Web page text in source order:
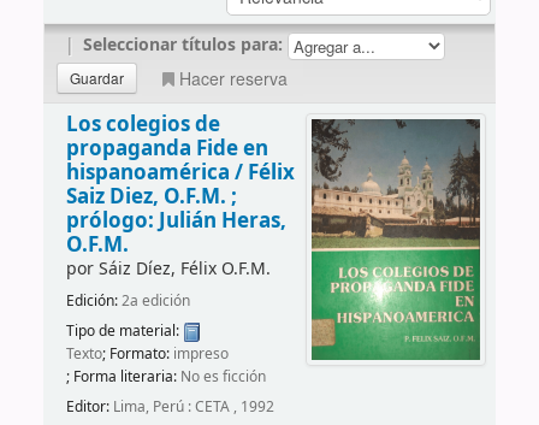
| Seleccionar títulos para:
Hacer reserva
Los colegios de
propaganda Fide en
hispanoamérica / Félix
Saiz Diez, O.F.M. ;
prólogo: Julián Heras,
O.F.M.
porSáiz Díez, Félix O.F.M.
Edición:2a edición
Tipo de material:
Texto; Formato: impreso
; Forma literaria: No es ficción
Editor: Lima, Perú : CETA , 1992